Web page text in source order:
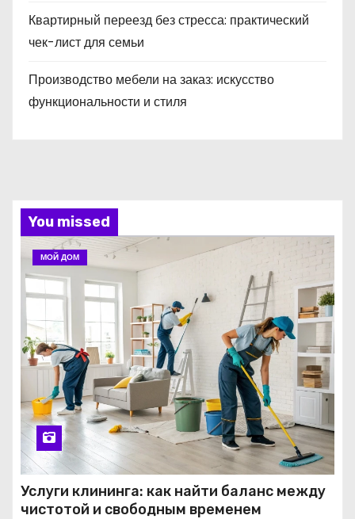
Квартирный переезд без стресса: практический
чек-лист для семьи
Производство мебели на заказ: искусство
функциональности и стиля
You missed
МОЙ ДОМ
Услуги клининга: как найти баланс между
чистотой и свободным временем